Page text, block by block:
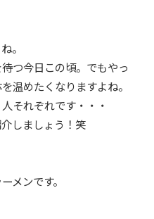
ザ
。
つ今日この頃。でもやっ
温めたくなりますよね。
それぞれです・・・
しましょう！笑
メンです。